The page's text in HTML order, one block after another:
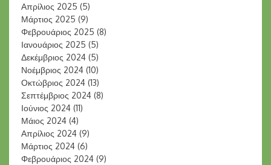
Απρίλιος 2025 (5)
Μάρτιος 2025 (9)
Φεβρουάριος 2025 (8)
Ιανουάριος 2025 (5)
Δεκέμβριος 2024 (5)
Νοέμβριος 2024 (10)
Οκτώβριος 2024 (13)
Σεπτέμβριος 2024 (8)
Ιούνιος 2024 (11)
Μάιος 2024 (4)
Απρίλιος 2024 (9)
Μάρτιος 2024 (6)
Φεβρουάριος 2024 (9)